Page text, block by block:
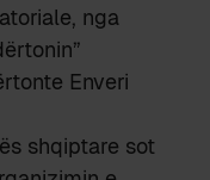
nga
Enveri
shqiptare sot